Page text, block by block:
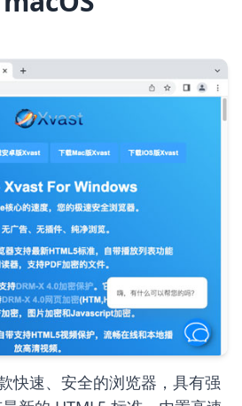
快速、安全的浏览器，具有强